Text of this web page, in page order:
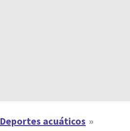
Deportes acuáticos